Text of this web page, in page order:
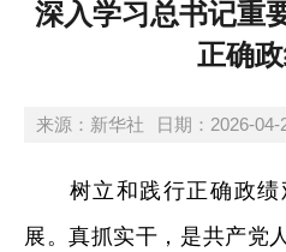
深入学习总书记重
正确
来源：新华社 日期：2026-04-
树立和践行正确政绩
展。真抓实干，是共产党